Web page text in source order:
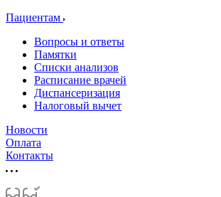
Пациентам
Вопросы и ответы
Памятки
Списки анализов
Расписание врачей
Диспансеризация
Налоговый вычет
Новости
Оплата
Контакты